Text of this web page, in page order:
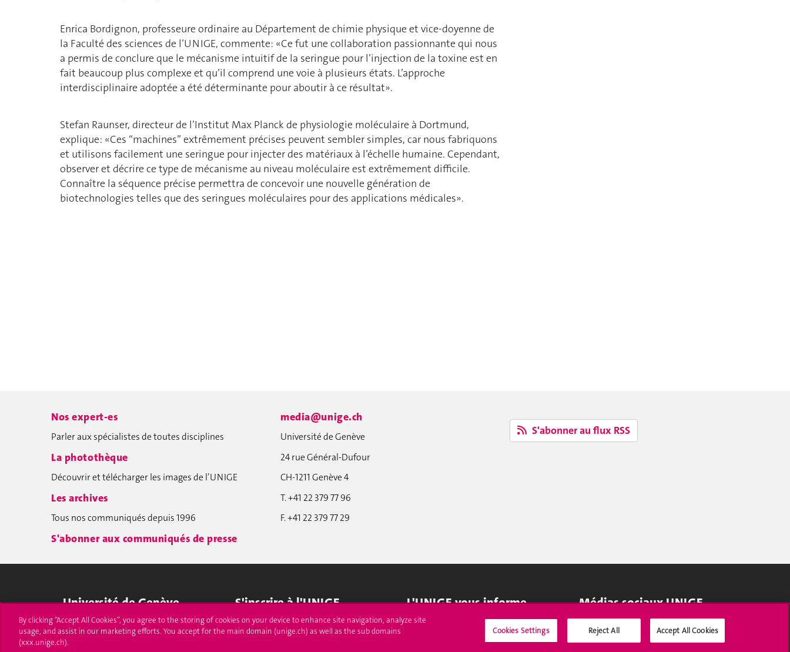
Enrica Bordignon, professeure ordinaire au Département de chimie physique et vice-doyenne de
la Faculté des sciences de l’UNIGE, commente: «Ce fut une collaboration passionnante qui nous
a permis de conclure que le mécanisme intuitif de la seringue pour l’injection de la toxine est en
fait beaucoup plus complexe et qu’il comprend une voie à plusieurs états. L’approche
interdisciplinaire adoptée a été déterminante pour aboutir à ce résultat».
Stefan Raunser, directeur de l’Institut Max Planck de physiologie moléculaire à Dortmund,
explique: «Ces ‘‘machines’’ extrêmement précises peuvent sembler simples, car nous fabriquons
et utilisons facilement une seringue pour injecter des matériaux à l’échelle humaine. Cependant,
observer et décrire ce type de mécanisme au niveau moléculaire est extrêmement difficile.
Connaître la séquence précise permettra de concevoir une nouvelle génération de
biotechnologies telles que des seringues moléculaires pour des applications médicales».
Nos expert-es
Parler aux spécialistes de toutes disciplines
La photothèque
Découvrir et télécharger les images de l’UNIGE
Les archives
Tous nos communiqués depuis 1996
S'abonner aux communiqués de presse
media@unige.ch
Université de Genève
24 rue Général-Dufour
CH-1211 Genève 4
T. +41 22 379 77 96
F. +41 22 379 77 29
S'abonner au flux RSS
Université de Genève
24 rue du Général-Dufour
1211 Genève 4
S'inscrire à l'UNIGE
Immatriculations
L'UNIGE vous informe Médias sociaux UNIGE
By clicking “Accept All Cookies”, you agree to the storing of cookies on your device to enhance site navigation, analyze site
usage, and assist in our marketing efforts. You accept for the main domain (unige.ch) as well as the sub domains
(xxx.unige.ch).
Cookies Settings Reject All Accept All Cookies